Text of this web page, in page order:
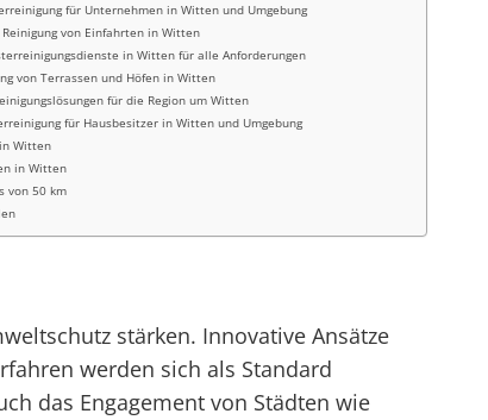
für Unternehmen in Witten und Umgebung
von Einfahrten in Witten
in Witten für alle Anforderungen
von Terrassen und Höfen in Witten
für die Region um Witten
für Hausbesitzer in Witten und Umgebung
Witten
in Witten
von 50 km
stärken. Innovative Ansätze
werden sich als Standard
das Engagement von Städten wie